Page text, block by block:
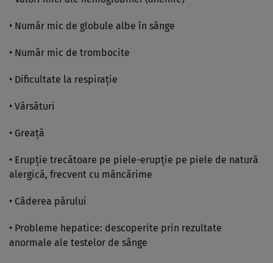
• Număr mic de globule albe în sânge
• Număr mic de trombocite
• Dificultate la respiraţie
• Vărsături
• Greaţă
• Erupţie trecătoare pe piele-erupţie pe piele de natură
alergică, frecvent cu mâncărime
• Căderea părului
• Probleme hepatice: descoperite prin rezultate
anormale ale testelor de sânge